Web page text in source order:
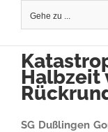
Gehe zu ...
Halbzeit
SG Dußlingen